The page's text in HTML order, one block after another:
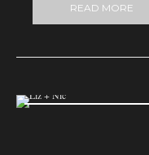
READ MORE